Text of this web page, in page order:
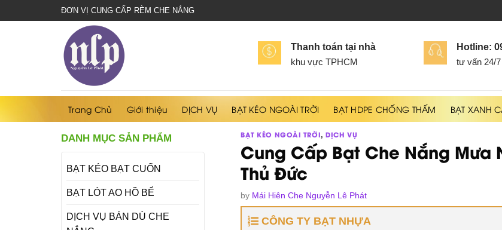
che
ĐƠN VỊ CUNG CẤP RÈM CHE NẮNG
Thanh toán tại nhà
khu vực TPHCM
Hotline:
tư vấn 24/
Trang Chủ Giới thiệu DỊCH VỤ BẠT KÉO NGOÀI TRỜI BẠT HDPE CHỐNG THẤM BẠT XANH
DANH MỤC SẢN PHẨM
BẠT KÉO BẠT CUỐN
BẠT LÓT AO HỒ BỂ
DỊCH VỤ BÁN DÙ CHE
BẠT KÉO NGOÀI TRỜI,DỊCH VỤ
Cung Cấp Bạt Che Nắng Mưa
Thủ Đức
by Mái Hiên Che Nguyễn Lê Phát
CÔNG TY BẠT NHỰA